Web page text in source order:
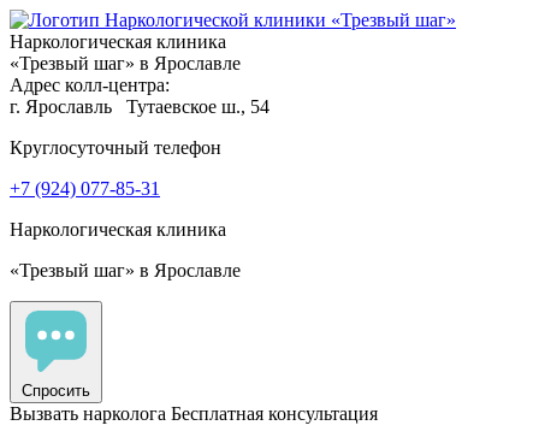
Наркологическая клиника
«Трезвый шаг» в Ярославле
Адрес колл-центра:
г. Ярославль
Тутаевское ш., 54
Круглосуточный телефон
+7 (924) 077-85-31
Наркологическая клиника
«Трезвый шаг» в Ярославле
Спросить
Вызвать нарколога Бесплатная консультация